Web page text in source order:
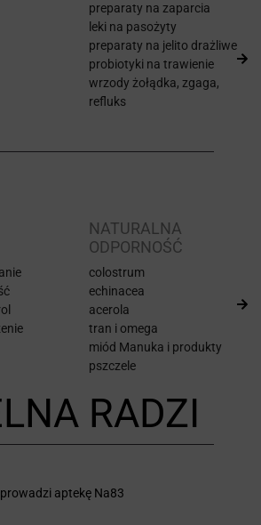
preparaty na zaparcia
leki na pasożyty
preparaty na jelito drażliwe
probiotyki na trawienie
wrzody żołądka, zgaga,
refluks
NATURALNA
ODPORNOŚĆ
colostrum
echinacea
acerola
tran i omega
miód Manuka i produkty
pszczele
RADZI
aptekę Na83